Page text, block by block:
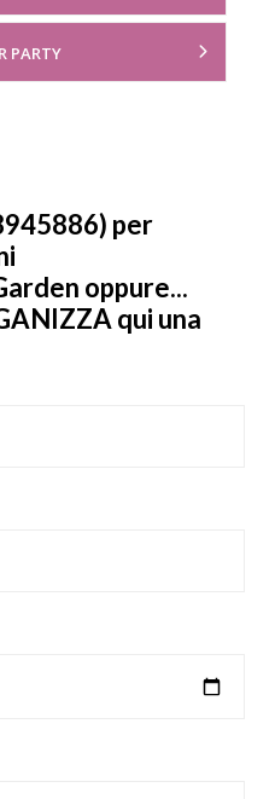
PARTY
per
oppure...
qui una